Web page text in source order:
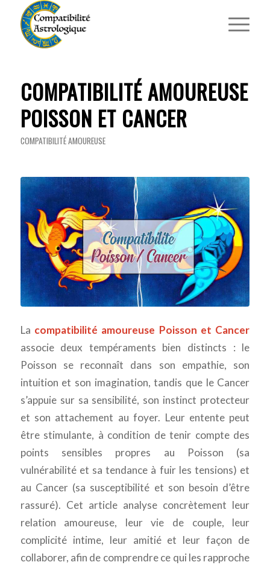
COMPATIBILITÉ AMOUREUSE
POISSON ET CANCER
COMPATIBILITÉ AMOUREUSE
La compatibilité amoureuse Poisson et Cancer
associe deux tempéraments bien distincts : le
Poisson se reconnaît dans son empathie, son
intuition et son imagination, tandis que le Cancer
s’appuie sur sa sensibilité, son instinct protecteur
et son attachement au foyer. Leur entente peut
être stimulante, à condition de tenir compte des
points sensibles propres au Poisson (sa
vulnérabilité et sa tendance à fuir les tensions) et
au Cancer (sa susceptibilité et son besoin d’être
rassuré). Cet article analyse concrètement leur
relation amoureuse, leur vie de couple, leur
complicité intime, leur amitié et leur façon de
collaborer, afin de comprendre ce qui les rapproche